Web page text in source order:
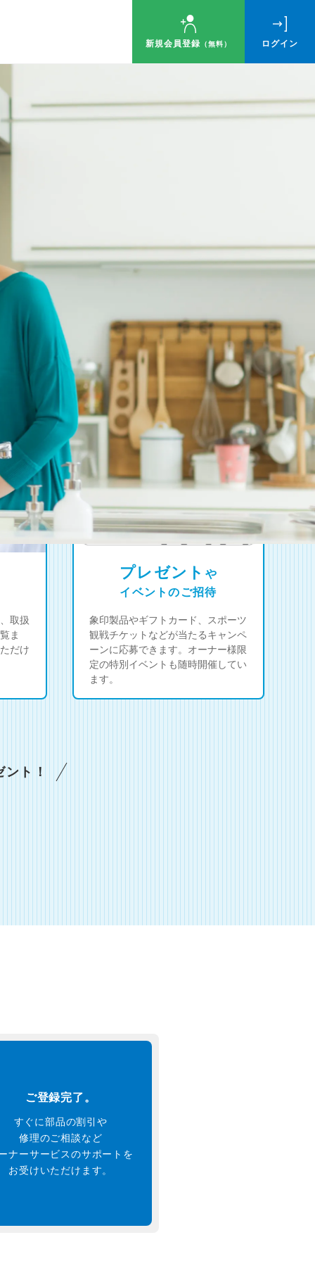
新規会員登録 （無料） ログイン
ト！
取扱
ま
だけ
プレゼント や
イベントのご招待
象印製品やギフトカード、スポーツ
観戦チケットなどが当たるキャンペ
ーンに応募できます。オーナー様限
定の特別イベントも随時開催してい
ます。
ト！
ご登録完了。
すぐに部品の割引や
修理のご相談など
ナーサービスのサポートを
お受けいただけます。